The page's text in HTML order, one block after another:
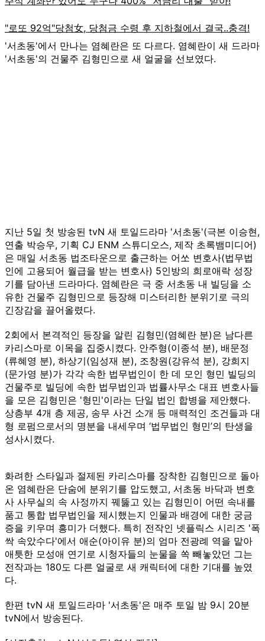
'서초동'에서 만나는 염혜란은 또 다르다. 염혜란이 새 드라마
'서초동'의 건물주 김형민으로 새 얼굴을 선보였다.
지난 5일 첫 방송된 tvN 새 토일드라마 '서초동'(극본 이승현,
연출 박승우, 기획 CJ ENM 스튜디오스, 제작 초록뱀미디어)
은 매일 서초동 법조타운으로 출근하는 어쏘 변호사(법무법
인에 고용되어 월급을 받는 변호사) 5인방의 희로애락 성장
기를 담아낸 드라마다. 염혜란은 극 중 서초동 내 빌딩을 소
유한 건물주 김형민으로 등장해 미스터리한 분위기로 극의
긴장감을 끌어올렸다.
2회에서 본격적인 등장을 알린 김형민(염혜란 분)은 남다른
카리스마로 이목을 집중시켰다. 안주형(이종석 분), 배문정
(류혜영 분), 하상기(임성재 분), 조창원(강유석 분), 강희지
(문가영 분)가 각각 속한 법무법인이 한 데 모인 형민 빌딩의
건물주로 빌딩에 속한 법무법인과 법률사무소 대표 변호사들
을 모은 김형민은 '형민'이라는 단일 법인 합병을 제안했다.
상층부 4개 층 제공, 송무 사건 소개 등 매력적인 조건들과 대
형 로펌으로서의 명분을 내세우며 ‘법무법인 형민’의 탄생을
성사시켰다.
화려한 스타일과 절제된 카리스마를 장착한 김형민으로 돌아
온 염혜란은 단숨에 분위기를 압도했고, 서초동 바닥과 변호
사 사무실의 속 사정까지 꿰뚫고 있는 김형민이 어떤 속내를
품고 통합 법무법인을 제시했는지 인물과 배경에 대한 궁금
증을 키우며 흥미가 더했다. 특히 전작인 넷플릭스 시리즈 '폭
싹 속았수다'에서 애순(아이유 분)의 엄마 전광례 역을 맡아
애틋한 모성애 연기로 시청자들의 눈물을 쏙 빼놓았던 그는
전작과는 180도 다른 얼굴로 새 캐릭터에 대한 기대를 높였
다.
한편 tvN 새 토일드라마 '서초동'은 매주 토일 밤 9시 20분
tvN에서 방송된다.